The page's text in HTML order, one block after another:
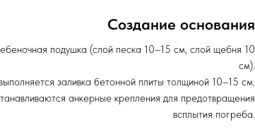
Создание основания
подушка (слой песка 10–15 см, слой щебня 10
см).
заливка бетонной плиты толщиной 10–15 см.
анкерные крепления для предотвращения
всплытия погреба.